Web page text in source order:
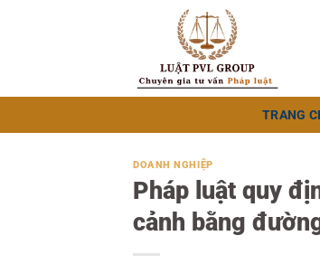
TRANG
DOANH NGHIỆP
Pháp luật quy
cảnh bằng